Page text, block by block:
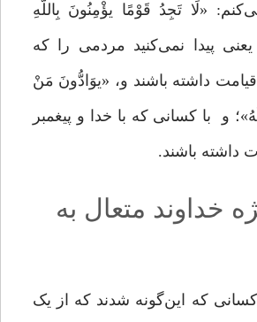
«لَا تَجِدُ قَوْمًا یؤْمِنُونَ بِاللَّهِ
یعنى پیدا نمى‌‌کنید مردمى را که
قیامت داشته باشند و، «یوَادُّونَ مَنْ
و با کسانى که با خدا و پیغمبر
داشته باشند.
خداوند متعال به
که این‌‌گونه شدند که از یک‌